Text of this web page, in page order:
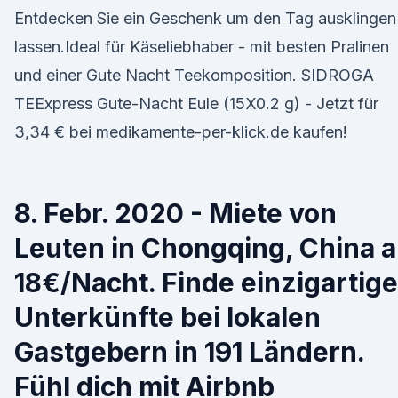
Entdecken Sie ein Geschenk um den Tag ausklingen
lassen.Ideal für Käseliebhaber - mit besten Pralinen
und einer Gute Nacht Teekomposition. SIDROGA
TEExpress Gute-Nacht Eule (15X0.2 g) - Jetzt für
3,34 € bei medikamente-per-klick.de kaufen!
8. Febr. 2020 - Miete von
Leuten in Chongqing, China
18€/Nacht. Finde einzigartige
Unterkünfte bei lokalen
Gastgebern in 191 Ländern.
Fühl dich mit Airbnb